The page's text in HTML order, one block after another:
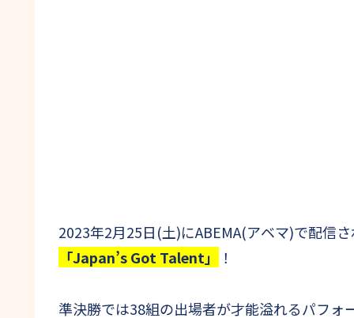
2023年2月25日(土)にABEMA(アベマ)で配信
「Japan’s Got Talent」
！
準決勝では38組の出場者が才能溢れるパフ